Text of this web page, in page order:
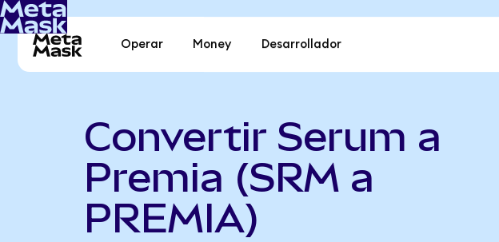
Operar Money Desarrollador
Convertir Serum a
Premia (SRM a
PREMIA)